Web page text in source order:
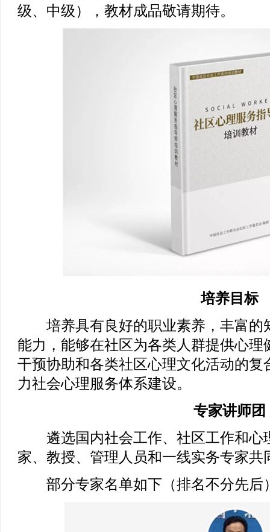
级、中级），教材成品敬请期待。
培养目标
培养具有良好的职业素养，丰富的
能力，能够在社区为各类人群提供心
干预协助和各类社区心理文化活动的
力社会心理服务体系建设。
专家讲师团
遴选国内社会工作、社区工作和心
家、教授、管理人员和一线实务专家共
部分专家名单如下（排名不分先后